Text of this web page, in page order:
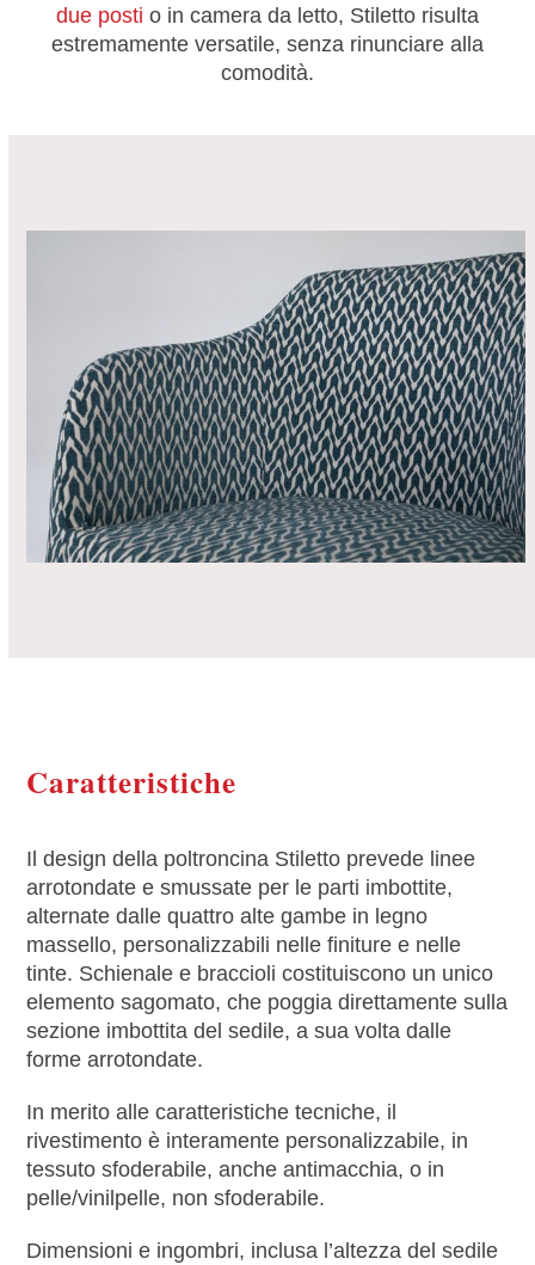
due posti o in camera da letto, Stiletto risulta
estremamente versatile, senza rinunciare alla
comodità.
Caratteristiche
Il design della poltroncina Stiletto prevede linee
arrotondate e smussate per le parti imbottite,
alternate dalle quattro alte gambe in legno
massello, personalizzabili nelle finiture e nelle
tinte. Schienale e braccioli costituiscono un unico
elemento sagomato, che poggia direttamente sulla
sezione imbottita del sedile, a sua volta dalle
forme arrotondate.
In merito alle caratteristiche tecniche, il
rivestimento è interamente personalizzabile, in
tessuto sfoderabile, anche antimacchia, o in
pelle/vinilpelle, non sfoderabile.
Dimensioni e ingombri, inclusa l’altezza del sedile